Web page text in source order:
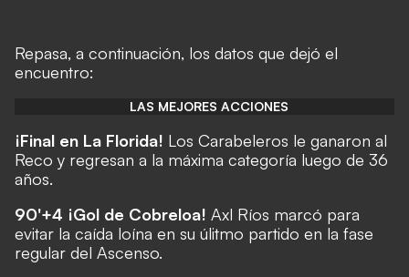
Repasa, a continuación, los datos que dejó el
encuentro:
LAS MEJORES ACCIONES
¡Final en La Florida! Los Carabeleros le ganaron al
Reco y regresan a la máxima categoría luego de 36
años.
90'+4 ¡Gol de Cobreloa! Axl Ríos marcó para
evitar la caída loína en su úlitmo partido en la fase
regular del Ascenso.